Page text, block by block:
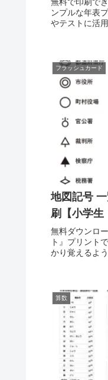
ンプルな年表
やテストに活
フラッシュカード
地図記号
刷【小学生
無料ダウンロ
ト』プリント
かり覚えるよ
算数